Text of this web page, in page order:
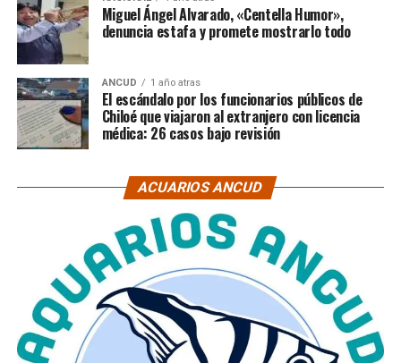
Miguel Ángel Alvarado, «Centella Humor»,
denuncia estafa y promete mostrarlo todo
ANCUD 1 año atras
El escándalo por los funcionarios públicos de
Chiloé que viajaron al extranjero con licencia
médica: 26 casos bajo revisión
ACUARIOS ANCUD